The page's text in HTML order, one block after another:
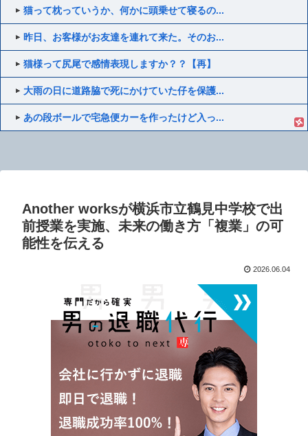
猫って枕っていうか、何かに頭乗せて寝るの...
昨日、お客様がお友達を連れて来た。そのお...
猫様って尻尾で感情表現しますか？？【再】
大雨の日に道路脇で死にかけていた仔を保護...
あの段ボールで宅急便カーを作ったけど入っ...
Another worksが横浜市立鶴見中学校で出
前授業を実施、未来の働き方「複業」の可
能性を伝える
2026.06.04